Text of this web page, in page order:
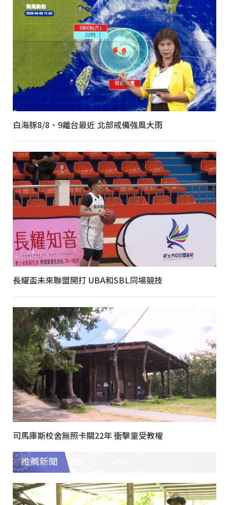
白海豚8/8、9離台最近 北部戒備強風大雨
長耀盃未來聯盟開打 UBA和SBL同場競技
司馬庫斯校舍無照卡關22年 衝擊童受教權
推薦新聞